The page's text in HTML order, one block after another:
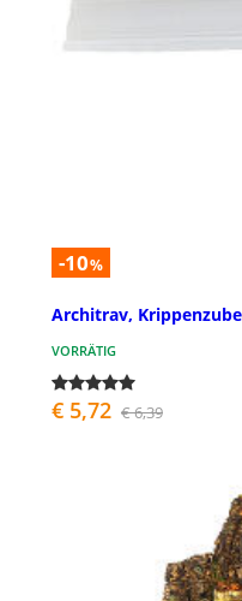
-10%
Architrav,
VORRÄTIG
€ 5,72 € 6,39